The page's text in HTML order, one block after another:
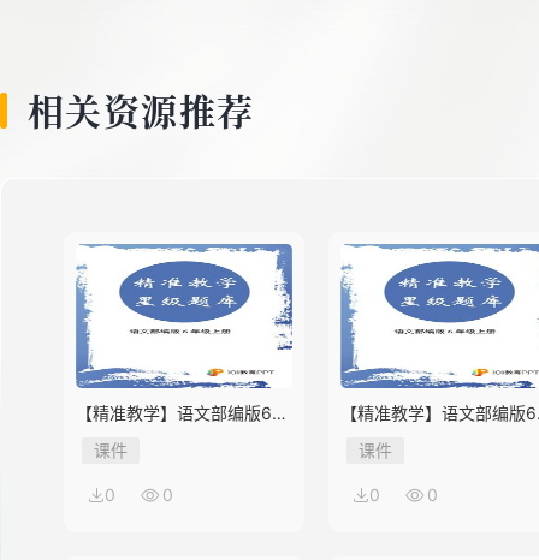
相关资源推荐
【精准教学】语文部编版6年
级上册第2单元★★★★题库
课件
0 0
【精准教学】语文部编版
级上册第1单元★★★题库
课件
0 0